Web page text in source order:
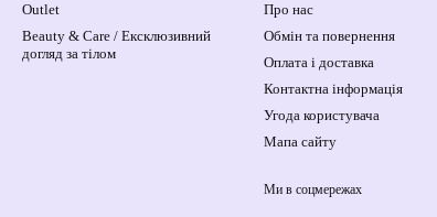
Outlet
Beauty & Care / Ексклюзивний
догляд за тілом
Про нас
Обмін та повернення
Оплата і доставка
Контактна інформація
Угода користувача
Мапа сайту
Ми в соцмережах